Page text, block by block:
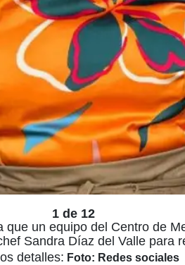
1 de 12
un equipo del Centro de
Sandra Díaz del Valle para
detalles: Foto: Redes sociales